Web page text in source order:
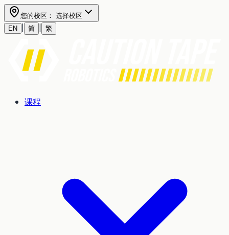
您的校区： 选择校区
EN
简 繁
课程